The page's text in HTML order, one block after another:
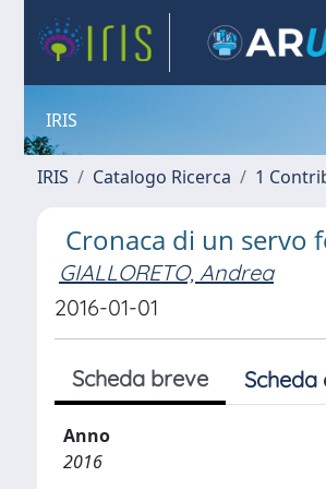
IRIS
IRIS Catalogo Ricerca 1
Cronaca di un servo
GIALLORETO, Andrea
2016-01-01
Scheda breve
Anno
2016